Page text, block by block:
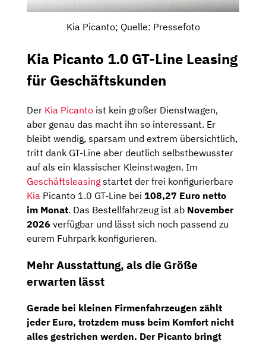
Kia Picanto; Quelle: Pressefoto
Kia Picanto 1.0 GT-Line Leasing
für Geschäftskunden
Der Kia Picanto ist kein großer Dienstwagen,
aber genau das macht ihn so interessant. Er
bleibt wendig, sparsam und extrem übersichtlich,
tritt dank GT-Line aber deutlich selbstbewusster
auf als ein klassischer Kleinstwagen. Im
Geschäftsleasing startet der frei konfigurierbare
Kia Picanto 1.0 GT-Line bei 108,27 Euro netto
im Monat. Das Bestellfahrzeug ist ab November
2026 verfügbar und lässt sich noch passend zu
eurem Fuhrpark konfigurieren.
Mehr Ausstattung, als die Größe
erwarten lässt
Gerade bei kleinen Firmenfahrzeugen zählt
jeder Euro, trotzdem muss beim Komfort nicht
alles gestrichen werden. Der Picanto bringt